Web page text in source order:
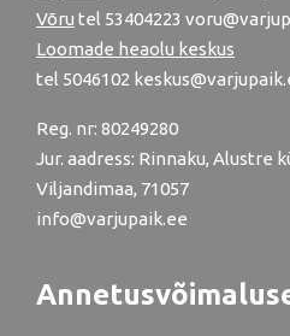
Võru tel 53404223
Loomade heaolu keskus
tel 5046102
Reg. nr: 80249280
Jur. aadress: Rinnaku, Alustre
Viljandimaa, 71057
info@varjupaik.ee